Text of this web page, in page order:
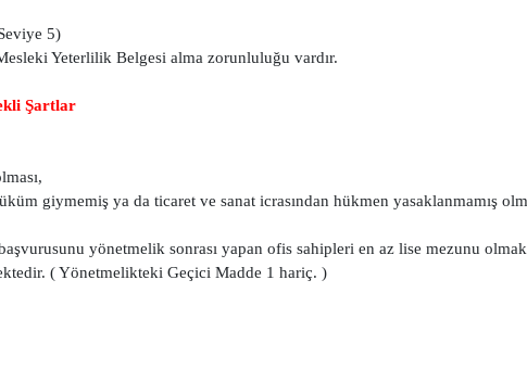
5)
Yeterlilik Belgesi alma zorunluluğu vardır.
Şartlar
giymemiş ya da ticaret ve sanat icrasından hükmen yasaklanmamış
yönetmelik sonrası yapan ofis sahipleri en az lise mezunu olmak
( Yönetmelikteki Geçici Madde 1 hariç. )